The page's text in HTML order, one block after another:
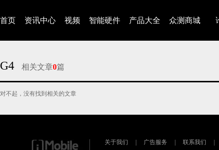
首页 资讯中心 视频 智能硬件 产品大全 众测商城
G4 相关文章0篇
对不起，没有找到相关的文章
关于我们 广告服务 联系我们